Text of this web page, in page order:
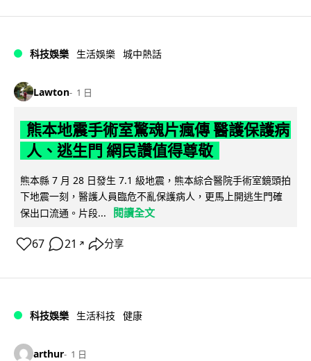
科技娛樂 生活娛樂 城中熱話
Lawton 1 日
熊本地震手術室驚魂片瘋傳 醫護保護病
人、逃生門 網民讚值得尊敬
熊本縣 7 月 28 日發生 7.1 級地震，熊本綜合醫院手術室鏡頭拍
下地震一刻，醫護人員臨危不亂保護病人，更馬上開逃生門確
保出口流通。片段...
閱讀全文
67 21 ↗ 分享
科技娛樂 生活科技 健康
arthur 1 日